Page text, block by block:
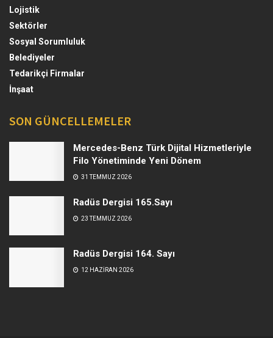
Lojistik
Sektörler
Sosyal Sorumluluk
Belediyeler
Tedarikçi Firmalar
İnşaat
SON GÜNCELLEMELER
Mercedes-Benz Türk Dijital Hizmetleriyle
Filo Yönetiminde Yeni Dönem
31 TEMMUZ 2026
Radüs Dergisi 165.Sayı
23 TEMMUZ 2026
Radüs Dergisi 164. Sayı
12 HAZIRAN 2026